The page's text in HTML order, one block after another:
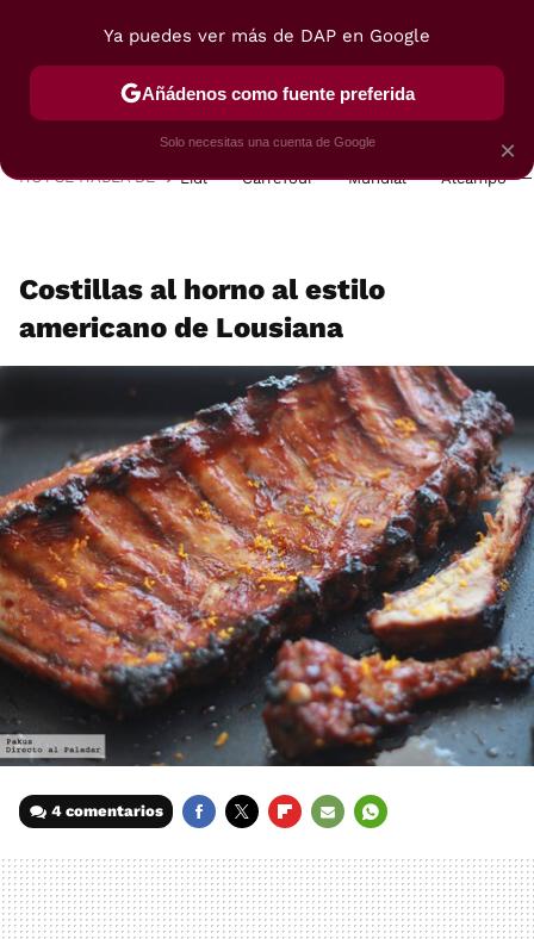
POSTRES VIAJES SELECCIÓN VEGUI
HOY SE HABLA DE Lidl Carrefour Mundial Alcampo
Costillas al horno al estilo
americano de Lousiana
4 comentarios
MAIL
×
Ya puedes ver más de DAP en Google
Añádenos como fuente preferida
Solo necesitas una cuenta de Google